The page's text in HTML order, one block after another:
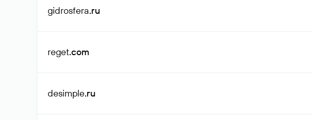
gidrosfera.ru
reget.com
desimple.ru